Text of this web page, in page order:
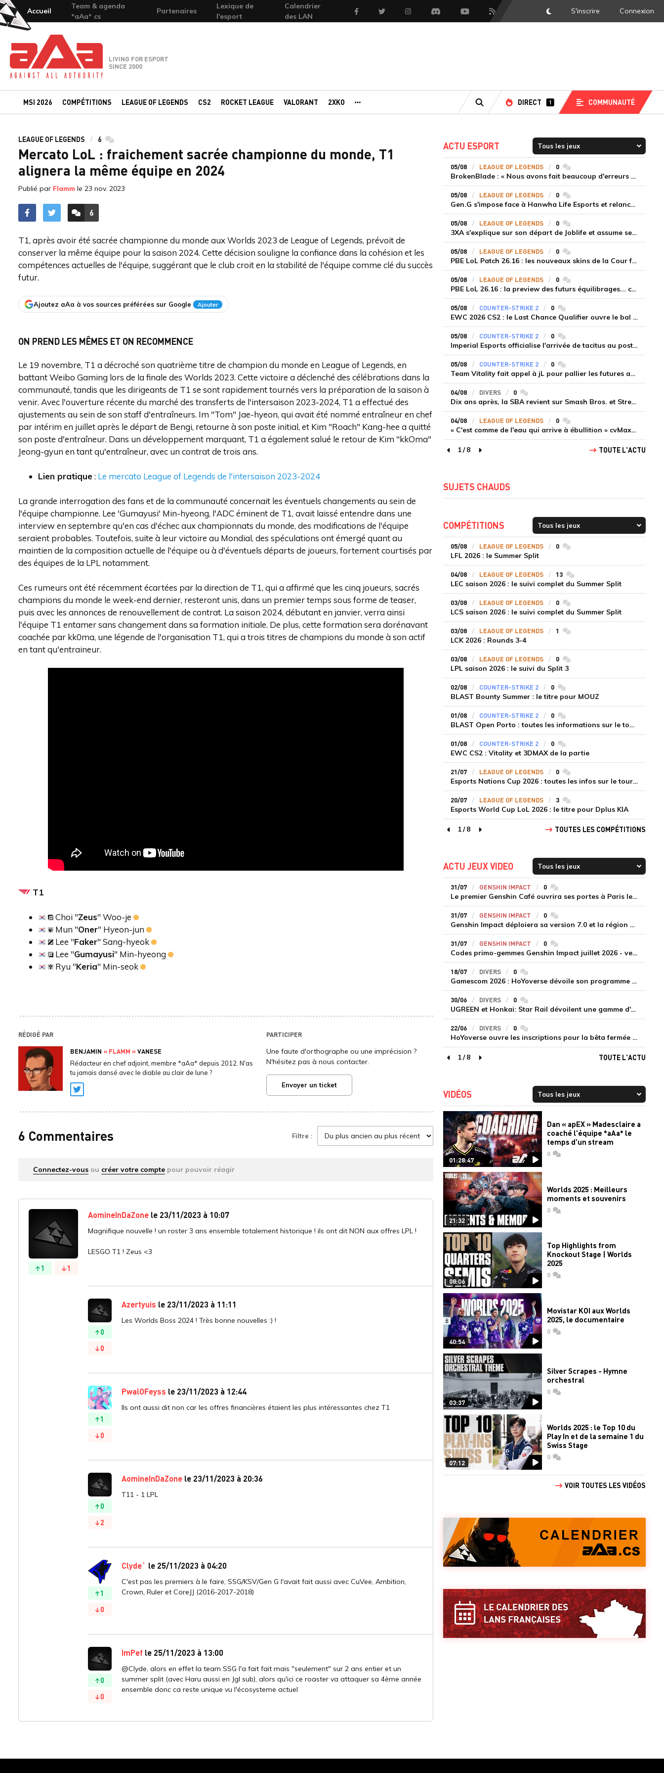
Accueil
Team & agenda
*aAa* cs
Partenaires
Lexique de
l'esport
Calendrier
des LAN
FacebookTwitter InstagramDiscord YoutubeFlux RSS DarkMode
S'inscrire Connexion
Team-aAa - against All authority
LIVING FOR ESPORT
SINCE 2000
MSI 2026 COMPÉTITIONS LEAGUE OF LEGENDS CS2 ROCKET LEAGUE VALORANT 2XKO
RECHERCHE
DIRECT 1 COMMUNAUTÉ
LEAGUE OF LEGENDS 6 commentaires
Mercato LoL : fraichement sacrée championne du monde, T1
alignera la même équipe en 2024
Publié par Flamm le 23 nov. 2023
ACCÉDER AUX
6
COMMENTAIRES
T1, après avoir été sacrée championne du monde aux Worlds 2023 de League of Legends, prévoit de
conserver la même équipe pour la saison 2024. Cette décision souligne la confiance dans la cohésion et les
compétences actuelles de l'équipe, suggérant que le club croit en la stabilité de l'équipe comme clé du succès
futur.
Ajoutez aAa à vos sources préférées sur Google Ajouter
ON PREND LES MÊMES ET ON RECOMMENCE
Le 19 novembre, T1 a décroché son quatrième titre de champion du monde en League of Legends, en
battant Weibo Gaming lors de la finale des Worlds 2023. Cette victoire a déclenché des célébrations dans la
communauté, tandis que les dirigeants de T1 se sont rapidement tournés vers la préparation de la saison à
venir. Avec l'ouverture récente du marché des transferts de l'intersaison 2023-2024, T1 a effectué des
ajustements au sein de son staff d'entraîneurs. Im "Tom" Jae-hyeon, qui avait été nommé entraîneur en chef
par intérim en juillet après le départ de Bengi, retourne à son poste initial, et Kim "Roach" Kang-hee a quitté
son poste d'entraîneur. Dans un développement marquant, T1 a également salué le retour de Kim "kkOma"
Jeong-gyun en tant qu'entraîneur, avec un contrat de trois ans.
Lien pratique: Le mercato League of Legends de l'intersaison 2023-2024
La grande interrogation des fans et de la communauté concernait les éventuels changements au sein de
l'équipe championne. Lee 'Gumayusi' Min-hyeong, l'ADC éminent de T1, avait laissé entendre dans une
interview en septembre qu'en cas d'échec aux championnats du monde, des modifications de l'équipe
seraient probables. Toutefois, suite à leur victoire au Mondial, des spéculations ont émergé quant au
maintien de la composition actuelle de l'équipe ou à d'éventuels départs de joueurs, fortement courtisés par
des équipes de la LPL notamment.
Ces rumeurs ont été récemment écartées par la direction de T1, qui a affirmé que les cinq joueurs, sacrés
champions du monde le week-end dernier, resteront unis, dans un premier temps sous forme de teaser,
puis avec les annonces de renouvellement de contrat. La saison 2024, débutant en janvier, verra ainsi
l'équipe T1 entamer sans changement dans sa formation initiale. De plus, cette formation sera dorénavant
coachée par kk0ma, une légende de l'organisation T1, qui a trois titres de champions du monde à son actif
en tant qu'entraineur.
T1
Choi "Zeus" Woo-je
Mun "Oner" Hyeon-jun
Lee "Faker" Sang-hyeok
Lee "Gumayusi" Min-hyeong
Ryu "Keria" Min-seok
RÉDIGÉ PAR
BENJAMIN « FLAMM »VANESE
Rédacteur en chef adjoint, membre *aAa* depuis 2012. N'as
tu jamais dansé avec le diable au clair de lune ?
Twitter
PARTICIPER
Une faute d'orthographe ou une imprécision ?
N'hésitez pas à nous contacter.
Envoyer un ticket
6 Commentaires Filtre :
Connectez-vous ou créer votre compte pour pouvoir réagir
1 1
AomineInDaZone le 23/11/2023 à 10:07
Magnifique nouvelle ! un roster 3 ans ensemble totalement historique ! ils ont dit NON aux offres LPL !
LESGO T1 ! Zeus <3
0
0
Azertyuis le 23/11/2023 à 11:11
Les Worlds Boss 2024 ! Très bonne nouvelles :) !
1
0
PwalOFeyss le 23/11/2023 à 12:44
Ils ont aussi dit non car les offres financières étaient les plus intéressantes chez T1
0
2
AomineInDaZone le 23/11/2023 à 20:36
T11 - 1 LPL
1
0
Clyde` le 25/11/2023 à 04:20
C'est pas les premiers à le faire, SSG/KSV/Gen G l'avait fait aussi avec CuVee, Ambition,
Crown, Ruler et CoreJJ (2016-2017-2018)
0
0
ImPef le 25/11/2023 à 13:00
@Clyde, alors en effet la team SSG l'a fait fait mais "seulement" sur 2 ans entier et un
summer split (avec Haru aussi en Jgl sub), alors qu'ici ce roaster va attaquer sa 4ème année
ensemble donc ca reste unique vu l'écosysteme actuel
ACTU ESPORT
05/08 LEAGUE OF LEGENDS 0commentaires
BrokenBlade : « Nous avons fait beaucoup d'erreurs bêtes, mais une victoire reste une victoire et c'est une chose dont on peut se réjouir »
05/08 LEAGUE OF LEGENDS 0commentaires
Gen.G s'impose face à Hanwha Life Esports et relance sa dynamique en LCK
05/08 LEAGUE OF LEGENDS 0commentaires
3XA s'explique sur son départ de Joblife et assume ses torts
05/08 LEAGUE OF LEGENDS 0commentaires
PBE LoL Patch 26.16 : les nouveaux skins de la Cour féérique
05/08 LEAGUE OF LEGENDS 0commentaires
PBE LoL 26.16 : la preview des futurs équilibrages... coup d'arrêt pour les supports roamers
05/08 COUNTER-STRIKE 2 0commentaires
EWC 2026 CS2 : le Last Chance Qualifier ouvre le bal à Paris du 7 au 9 août
05/08 COUNTER-STRIKE 2 0commentaires
Imperial Esports officialise l'arrivée de tacitus au poste d'entraîneur
05/08 COUNTER-STRIKE 2 0commentaires
Team Vitality fait appel à jL pour pallier les futures absences d'apEX et mezii
04/08 DIVERS 0commentaires
Dix ans après, la SBA revient sur Smash Bros. et Street Fighter
04/08 LEAGUE OF LEGENDS 0commentaires
« C'est comme de l'eau qui arrive à ébullition » cvMax décrypte la montée en puissance de Dplus KIA
page précédente
1/8
page suivante
TOUTE L'ACTU
SUJETS CHAUDS
COMPÉTITIONS
05/08 LEAGUE OF LEGENDS 0commentaires
LFL 2026 : le Summer Split
04/08 LEAGUE OF LEGENDS 13commentaires
LEC saison 2026 : le suivi complet du Summer Split
03/08 LEAGUE OF LEGENDS 0commentaires
LCS saison 2026 : le suivi complet du Summer Split
03/08 LEAGUE OF LEGENDS 1 commentaires
LCK 2026 : Rounds 3-4
03/08 LEAGUE OF LEGENDS 0commentaires
LPL saison 2026 : le suivi du Split 3
02/08 COUNTER-STRIKE 2 0commentaires
BLAST Bounty Summer : le titre pour MOUZ
01/08 COUNTER-STRIKE 2 0commentaires
BLAST Open Porto : toutes les informations sur le tournoi
01/08 COUNTER-STRIKE 2 0commentaires
EWC CS2 : Vitality et 3DMAX de la partie
21/07 LEAGUE OF LEGENDS 0commentaires
Esports Nations Cup 2026 : toutes les infos sur le tournoi
20/07 LEAGUE OF LEGENDS 3commentaires
Esports World Cup LoL 2026 : le titre pour Dplus KIA
page précédente
1/8
page suivante
TOUTES LES COMPÉTITIONS
ACTU JEUX VIDEO
31/07 GENSHIN IMPACT 0commentaires
Le premier Genshin Café ouvrira ses portes à Paris le 14 août
31/07 GENSHIN IMPACT 0commentaires
Genshin Impact déploiera sa version 7.0 et la région de Snezhnaya le 12 août
31/07 GENSHIN IMPACT 0commentaires
Codes primo-gemmes Genshin Impact juillet 2026 - version 7.0
18/07 DIVERS 0commentaires
Gamescom 2026 : HoYoverse dévoile son programme et présente deux nouveaux jeux inédits
30/06 DIVERS 0commentaires
UGREEN et Honkai: Star Rail dévoilent une gamme d'accessoires de recharge en édition limitée
22/06 DIVERS 0commentaires
HoYoverse ouvre les inscriptions pour la bêta fermée de Honkai : Nexus Anima
page précédente
1/8
page suivante
TOUTE L'ACTU
VIDÉOS
01:28:47
Dan « apEX » Madesclaire a
coaché l'équipe *aAa* le
temps d'un stream
0commentaires
21:32
Worlds 2025 : Meilleurs
moments et souvenirs
0commentaires
08:06
Top Highlights from
Knockout Stage | Worlds
2025
0commentaires
40:54
Movistar KOI aux Worlds
2025, le documentaire
0commentaires
03:37
Silver Scrapes - Hymne
orchestral
0commentaires
07:12
Worlds 2025 : le Top 10 du
Play In et de la semaine 1 du
Swiss Stage
0commentaires
VOIR TOUTES LES VIDÉOS